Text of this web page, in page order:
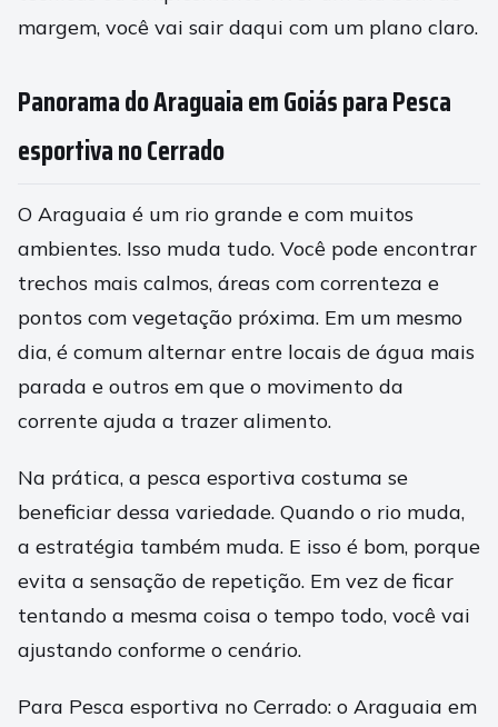
margem, você vai sair daqui com um plano claro.
Panorama do Araguaia em Goiás para Pesca
esportiva no Cerrado
O Araguaia é um rio grande e com muitos
ambientes. Isso muda tudo. Você pode encontrar
trechos mais calmos, áreas com correnteza e
pontos com vegetação próxima. Em um mesmo
dia, é comum alternar entre locais de água mais
parada e outros em que o movimento da
corrente ajuda a trazer alimento.
Na prática, a pesca esportiva costuma se
beneficiar dessa variedade. Quando o rio muda,
a estratégia também muda. E isso é bom, porque
evita a sensação de repetição. Em vez de ficar
tentando a mesma coisa o tempo todo, você vai
ajustando conforme o cenário.
Para Pesca esportiva no Cerrado: o Araguaia em